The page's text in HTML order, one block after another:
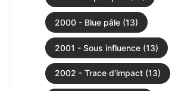
2000 - Blue pâle (13)
2001 - Sous influence (13)
2002 - Trace d'impact (13)